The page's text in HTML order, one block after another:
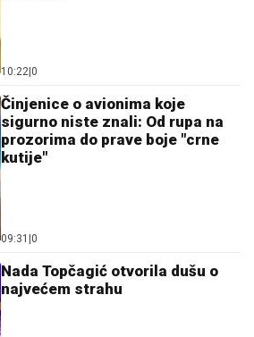
10:22|0
Činjenice o avionima koje
sigurno niste znali: Od rupa na
prozorima do prave boje "crne
kutije"
09:31 |0
Nada Topčagić otvorila dušu o
najvećem strahu